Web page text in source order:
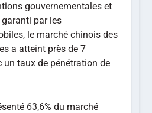
gouvernementales et
par les
le marché chinois des
a atteint près de 7
un taux de pénétration de
63,6% du marché